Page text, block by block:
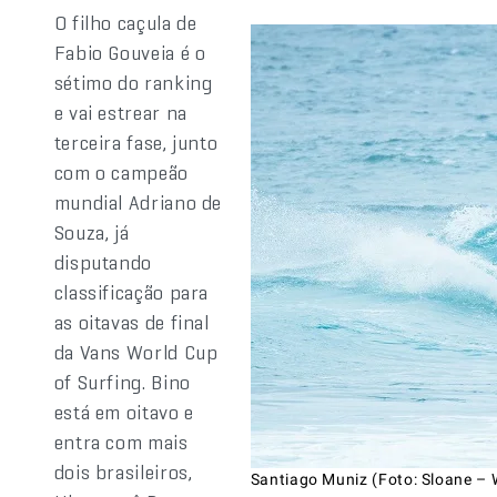
Santiago Muniz (Foto: Sloane –
O filho caçula de
Fabio Gouveia é o
sétimo do ranking
e vai estrear na
terceira fase, junto
com o campeão
mundial Adriano de
Souza, já
disputando
classificação para
as oitavas de final
da Vans World Cup
of Surfing. Bino
está em oitavo e
entra com mais
dois brasileiros,